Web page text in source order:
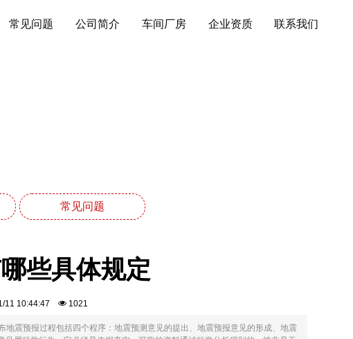
常见问题 公司简介 车间厂房 企业资质 联系我们
常见问题
些具体规定
11 10:44:47 1021
震预报过程包括四个程序：地震预测意见的提出、地震预报意见的形成、地震